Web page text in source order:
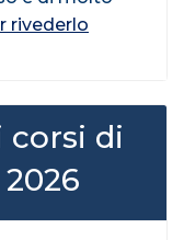
rivederlo
corsi di